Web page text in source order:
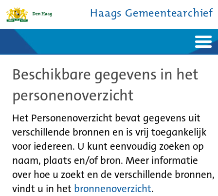
Haags Gemeentearchief
Ontdek de stad
De studiezaal
Bronnen en collecties
Contact
Beschikbare gegevens in het
personenoverzicht
Het Personenoverzicht bevat gegevens uit
verschillende bronnen en is vrij toegankelijk
voor iedereen. U kunt eenvoudig zoeken op
naam, plaats en/of bron. Meer informatie
over hoe u zoekt en de verschillende bronnen,
vindt u in het bronnenoverzicht.